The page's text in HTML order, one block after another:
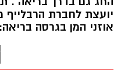
יועצת לחברת הרבלייף
אוזני המן בגרסה בריאה: